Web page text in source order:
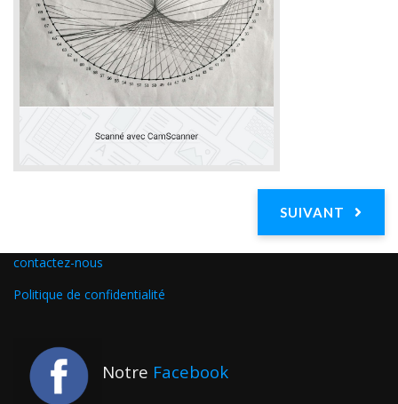
SUIVANT
contactez-nous
Politique de confidentialité
Notre Facebook